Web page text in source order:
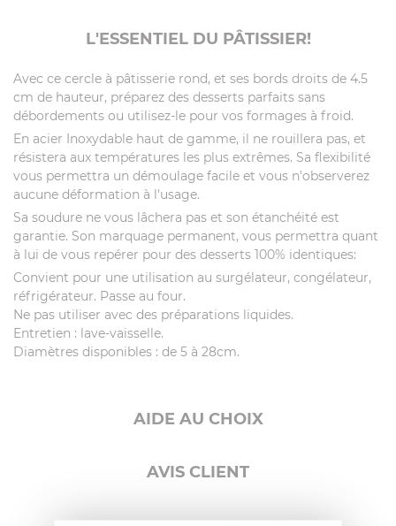
Recettes avec cet article
L'ESSENTIEL DU PÂTISSIER!
Avec ce cercle à pâtisserie rond, et ses bords droits de 4.5
cm de hauteur, préparez des desserts parfaits sans
débordements ou utilisez-le pour vos formages à froid.
En acier Inoxydable haut de gamme, il ne rouillera pas, et
résistera aux températures les plus extrêmes. Sa flexibilité
vous permettra un démoulage facile et vous n'observerez
aucune déformation à l'usage.
Sa soudure ne vous lâchera pas et son étanchéité est
garantie. Son marquage permanent, vous permettra quant
à lui de vous repérer pour des desserts 100% identiques:
Convient pour une utilisation au surgélateur, congélateur,
réfrigérateur. Passe au four.
Ne pas utiliser avec des préparations liquides.
Entretien : lave-vaisselle.
Diamètres disponibles : de 5 à 28cm.
AIDE AU CHOIX
AVIS CLIENT